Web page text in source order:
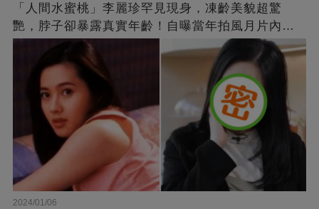
「人間水蜜桃」李麗珍罕見現身，凍齡美貌超驚
艷，脖子卻暴露真實年齡！自曝當年拍風月片內
幕，竟是因為「玉女當久了」？
2024/01/06